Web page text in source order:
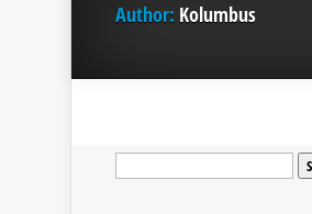
Author: Kolumbus
Suche